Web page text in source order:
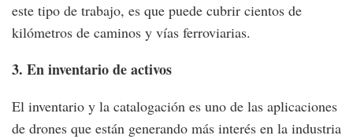
este tipo de trabajo, es que puede cubrir cientos de
kilómetros de caminos y vías ferroviarias.
3. En inventario de activos
El inventario y la catalogación es uno de las aplicaciones
de drones que están generando más interés en la industria